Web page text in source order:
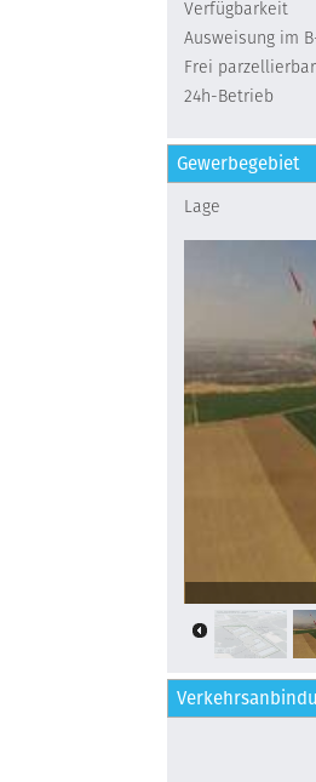
Verfügbarkeit
Ausweisung im
Frei parzellierbar
24h-Betrieb
Gewerbegebiet
Lage